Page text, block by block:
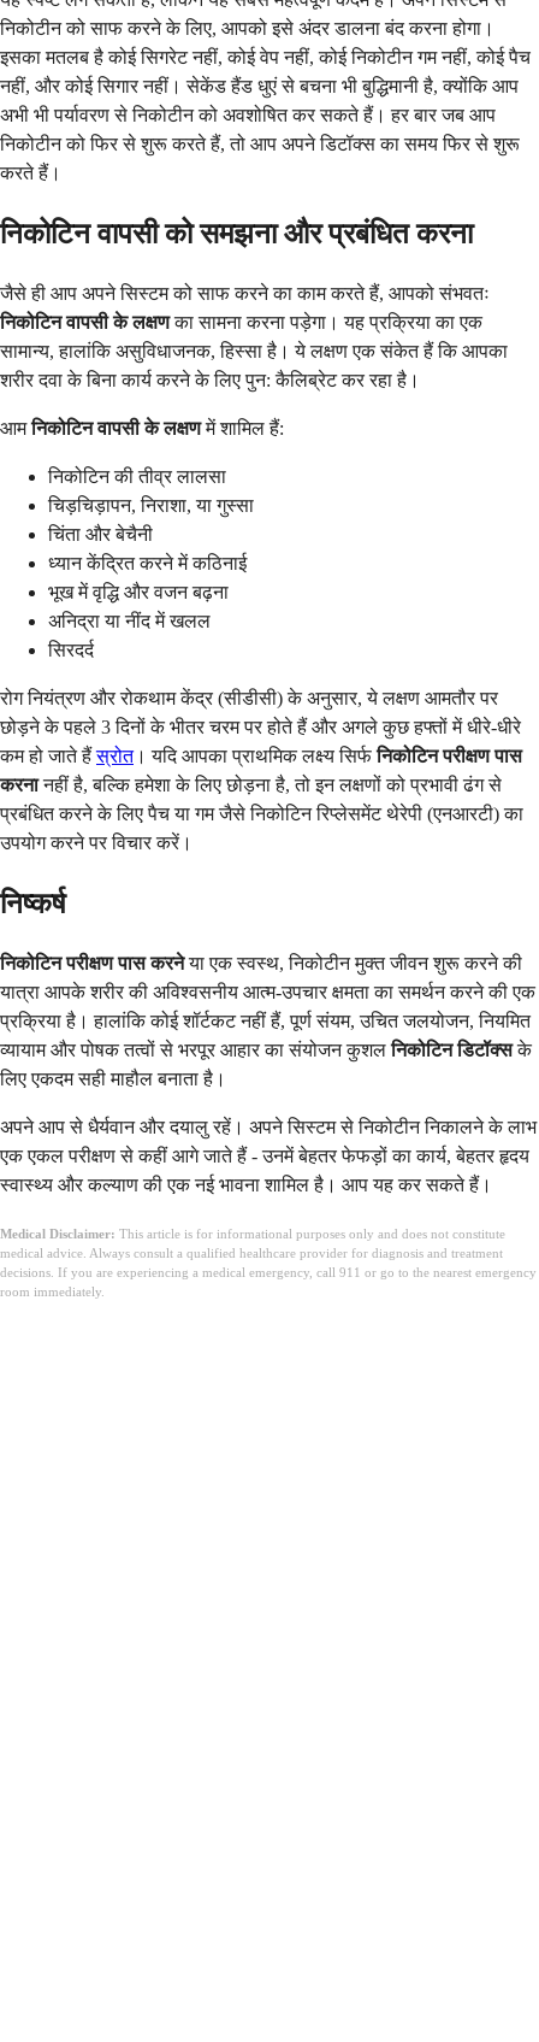
निकोटीन को साफ करने के लिए, आपको इसे अंदर डालना बंद करना होगा।
इसका मतलब है कोई सिगरेट नहीं, कोई वेप नहीं, कोई निकोटीन गम नहीं, कोई पैच
नहीं, और कोई सिगार नहीं। सेकेंड हैंड धुएं से बचना भी बुद्धिमानी है, क्योंकि आप
अभी भी पर्यावरण से निकोटीन को अवशोषित कर सकते हैं। हर बार जब आप
निकोटीन को फिर से शुरू करते हैं, तो आप अपने डिटॉक्स का समय फिर से शुरू
करते हैं।
निकोटिन वापसी को समझना और प्रबंधित करना
जैसे ही आप अपने सिस्टम को साफ करने का काम करते हैं, आपको संभवतः
निकोटिन वापसी के लक्षणका सामना करना पड़ेगा। यह प्रक्रिया का एक
सामान्य, हालांकि असुविधाजनक, हिस्सा है। ये लक्षण एक संकेत हैं कि आपका
शरीर दवा के बिना कार्य करने के लिए पुन: कैलिब्रेट कर रहा है।
आमनिकोटिन वापसी के लक्षणमें शामिल हैं:
निकोटिन की तीव्र लालसा
चिड़चिड़ापन, निराशा, या गुस्सा
चिंता और बेचैनी
ध्यान केंद्रित करने में कठिनाई
भूख में वृद्धि और वजन बढ़ना
अनिद्रा या नींद में खलल
सिरदर्द
रोग नियंत्रण और रोकथाम केंद्र (सीडीसी) के अनुसार, ये लक्षण आमतौर पर
छोड़ने के पहले 3 दिनों के भीतर चरम पर होते हैं और अगले कुछ हफ्तों में धीरे-धीरे
कम हो जाते हैंस्रोत। यदि आपका प्राथमिक लक्ष्य सिर्फनिकोटिन परीक्षण पास
करनानहीं है, बल्कि हमेशा के लिए छोड़ना है, तो इन लक्षणों को प्रभावी ढंग से
प्रबंधित करने के लिए पैच या गम जैसे निकोटिन रिप्लेसमेंट थेरेपी (एनआरटी) का
उपयोग करने पर विचार करें।
निष्कर्ष
निकोटिन परीक्षण पास करनेया एक स्वस्थ, निकोटीन मुक्त जीवन शुरू करने की
यात्रा आपके शरीर की अविश्वसनीय आत्म-उपचार क्षमता का समर्थन करने की एक
प्रक्रिया है। हालांकि कोई शॉर्टकट नहीं हैं, पूर्ण संयम, उचित जलयोजन, नियमित
व्यायाम और पोषक तत्वों से भरपूर आहार का संयोजन कुशलनिकोटिन डिटॉक्सके
लिए एकदम सही माहौल बनाता है।
अपने आप से धैर्यवान और दयालु रहें। अपने सिस्टम से निकोटीन निकालने के लाभ
एक एकल परीक्षण से कहीं आगे जाते हैं - उनमें बेहतर फेफड़ों का कार्य, बेहतर हृदय
स्वास्थ्य और कल्याण की एक नई भावना शामिल है। आप यह कर सकते हैं।
Medical Disclaimer: This article is for informational purposes only and does not constitute
medical advice. Always consult a qualified healthcare provider for diagnosis and treatment
decisions. If you are experiencing a medical emergency, call 911 or go to the nearest emergency
room immediately.